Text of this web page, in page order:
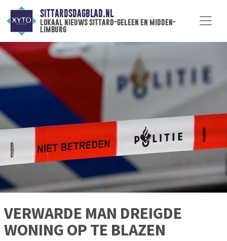
SITTARDSDAGBLAD.NL
lokaal nieuws sittard-geleen en midden-
limburg
VERWARDE MAN DREIGDE
WONING OP TE BLAZEN